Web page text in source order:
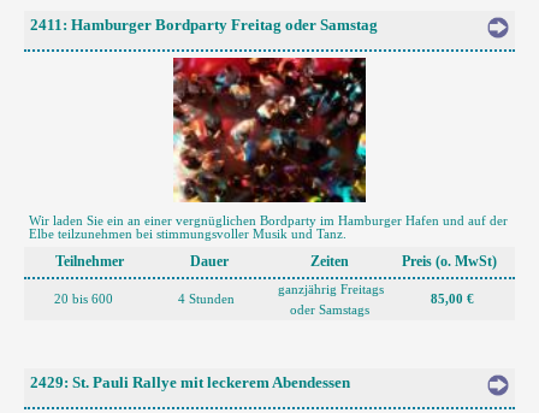
2411: Hamburger Bordparty Freitag oder Samstag
Wir laden Sie ein an einer vergnüglichen Bordparty im Hamburger Hafen und auf der
Elbe teilzunehmen bei stimmungsvoller Musik und Tanz.
Teilnehmer Dauer Zeiten Preis (o. MwSt)
20 bis 600 4 Stunden
ganzjährig Freitags
oder Samstags
85,00 €
2429: St. Pauli Rallye mit leckerem Abendessen